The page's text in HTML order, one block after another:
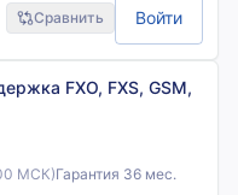
Сравнить Войти
FXO, FXS, GSM,
МСК)Гарантия 36 мес.